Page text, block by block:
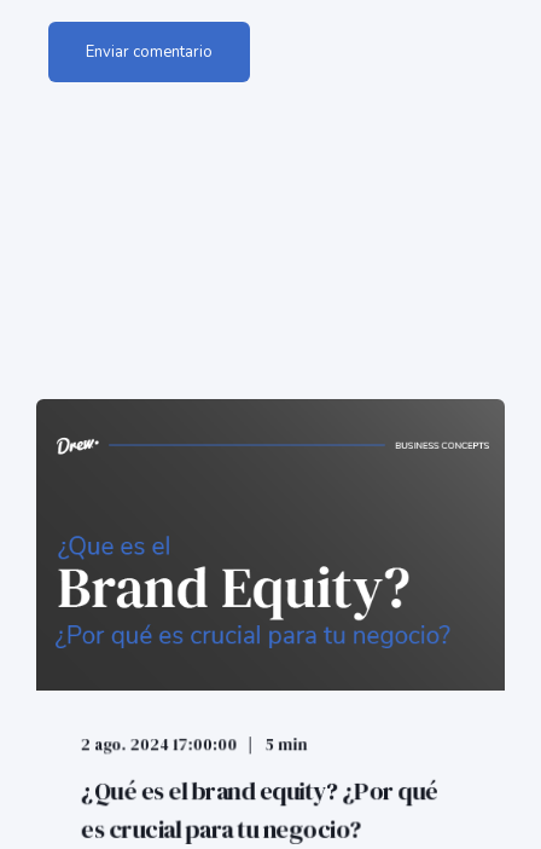
2 ago. 2024 17:00:00 5 min
¿Qué es el brand equity? ¿Por qué
es crucial para tu negocio?